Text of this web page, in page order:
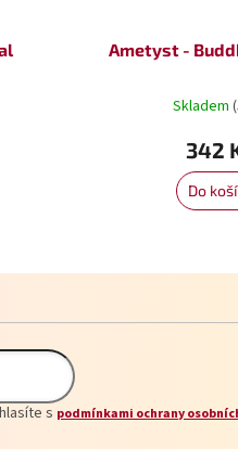
Ametyst -
Skladem
342
Do
s podmínkami ochrany